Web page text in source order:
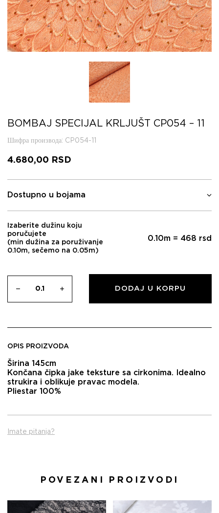
BOMBAJ SPECIJAL KRLJUŠT CP054 – 11
Шифра производа: CP054-11
4.680,00 RSD
Dostupno u bojama
Izaberite dužinu koju
poručujete
(min dužina za poruživanje
0.10m, sečemo na 0.05m)
0.10m = 468 rsd
DODAJ U KORPU
OPIS PROIZVODA
Širina 145cm
Končana čipka jake teksture sa cirkonima. Idealno
strukira i oblikuje pravac modela.
Pliestar 100%
Imate pitanja?
POVEZANI PROIZVODI